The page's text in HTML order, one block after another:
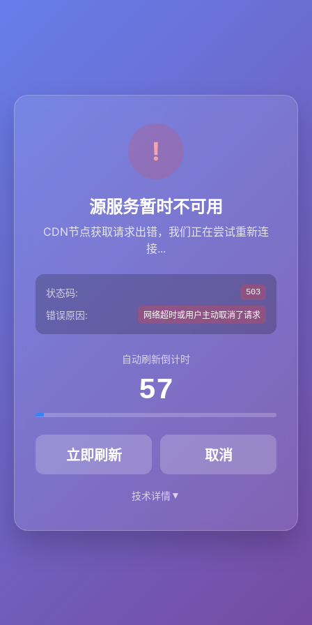
源服务暂时不可用
CDN节点获取请求出错，我们正在尝试重新连
接...
状态码: 503
错误原因: 网络超时或用户主动取消了请求
自动刷新倒计时
57
立即刷新 取消
技术详情▼